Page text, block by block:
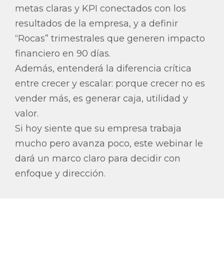
metas claras y KPI conectados con los
resultados de la empresa, y a definir
“Rocas” trimestrales que generen impacto
financiero en 90 días.
Además, entenderá la diferencia crítica
entre crecer y escalar: porque crecer no es
vender más, es generar caja, utilidad y
valor.
Si hoy siente que su empresa trabaja
mucho pero avanza poco, este webinar le
dará un marco claro para decidir con
enfoque y dirección.